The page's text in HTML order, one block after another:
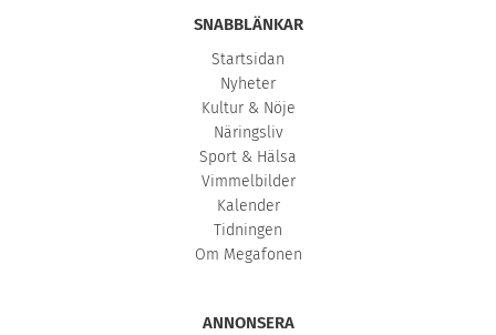
SNABBLÄNKAR
Startsidan
Nyheter
Kultur & Nöje
Näringsliv
Sport & Hälsa
Vimmelbilder
Kalender
Tidningen
Om Megafonen
ANNONSERA